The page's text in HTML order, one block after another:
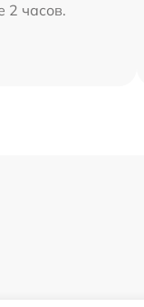
2 часов.